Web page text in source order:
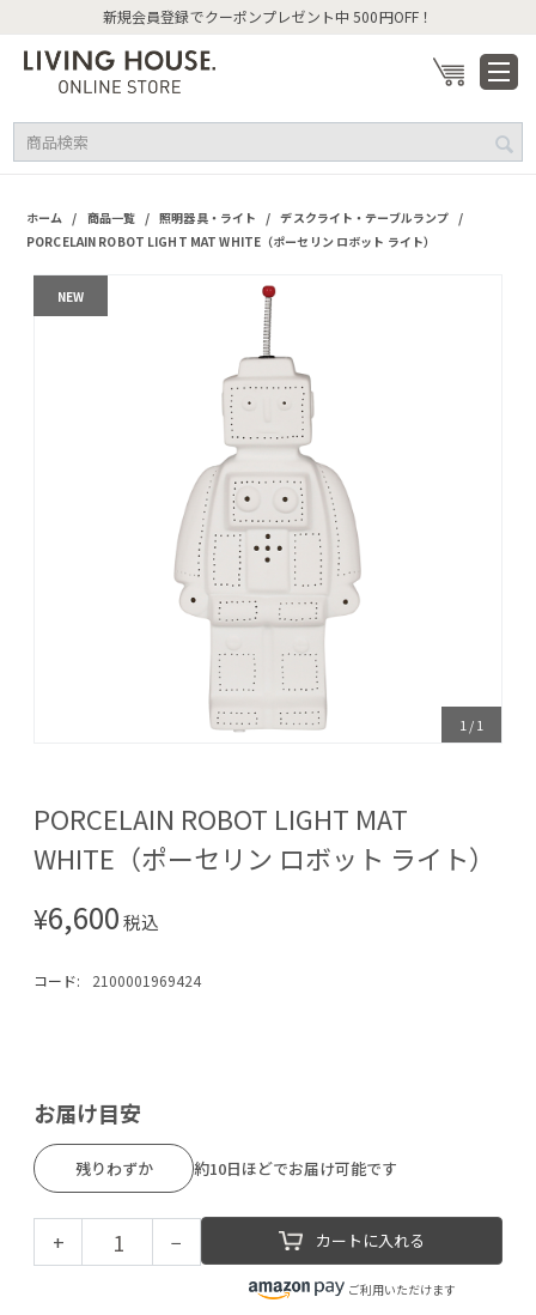
新規会員登録でクーポンプレゼント中 500円OFF！
ホーム / 商品一覧 / 照明器具・ライト / デスクライト・テーブルランプ /
PORCELAIN ROBOT LIGHT MAT WHITE（ポーセリン ロボット ライト）
NEW
1 /1
PORCELAIN ROBOT LIGHT MAT
WHITE（ポーセリン ロボット ライト）
¥6,600税込
コード: 2100001969424
お届け目安
残りわずか 約10日ほどでお届け可能です
+ − カートに入れる
ご利用いただけます